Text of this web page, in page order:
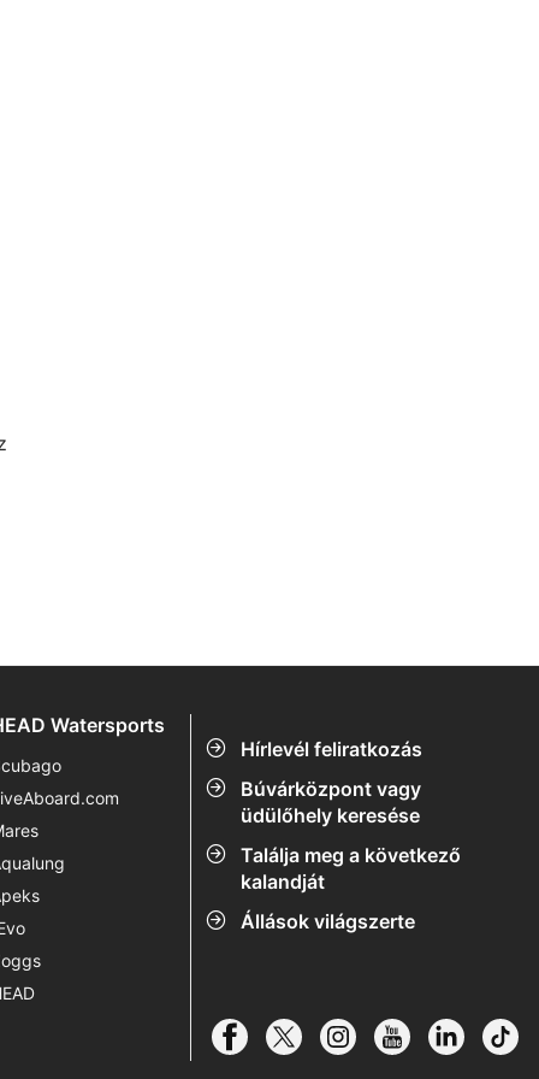
Hírlevél feliratkozás
Búvárközpont vagy
üdülőhely keresése
Találja meg a következő
kalandját
Állások világszerte
Watersports